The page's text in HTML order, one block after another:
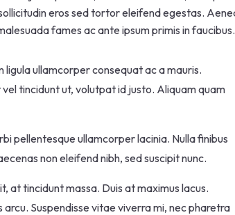
eros sed tortor eleifend egestas.
fames ac ante ipsum primis in faucibus.
ligula ullamcorper consequat ac a mauris.
tincidunt ut, volutpat id justo. Aliquam quam
pellentesque ullamcorper lacinia. Nulla finibus
non eleifend nibh, sed suscipit nunc.
at tincidunt massa. Duis at maximus lacus.
Suspendisse vitae viverra mi, nec pharetra